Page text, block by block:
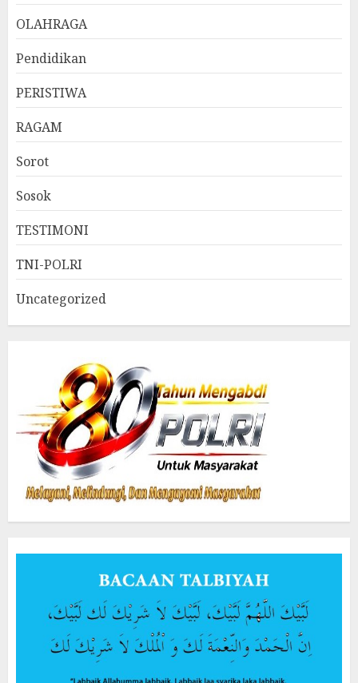
OLAHRAGA
Pendidikan
PERISTIWA
RAGAM
Sorot
Sosok
TESTIMONI
TNI-POLRI
Uncategorized